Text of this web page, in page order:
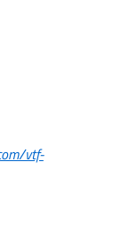
vtf-